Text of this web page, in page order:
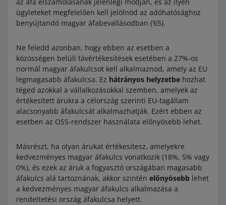
ügyleteket megfelelően kell jelölnöd az adóhatósághoz
benyújtandó magyar áfabevallásodban (’65).
Ne feledd azonban, hogy ebben az esetben a
közösségen belüli távértékesítések esetében a 27%-os
normál magyar áfakulcsot kell alkalmaznod, amely az EU
legmagasabb áfakulcsa. Ez hátrányos helyzetbe hozhat
téged azokkal a vállalkozásokkal szemben, amelyek az
értékesített árukra a célország szerinti EU-tagállam
alacsonyabb áfakulcsát alkalmazhatják. Ezért ebben az
esetben az OSS-rendszer használata előnyösebb lehet.
Másrészt, ha olyan árukat értékesítesz, amelyekre
kedvezményes magyar áfakulcs vonatkozik (18%, 5% vagy
0%), és ezek az áruk a fogyasztó országában magasabb
áfakulcs alá tartoznának, akkor szintén előnyösebb lehet
a kedvezményes magyar áfakulcs alkalmazása a
rendeltetési ország áfakulcsa helyett.